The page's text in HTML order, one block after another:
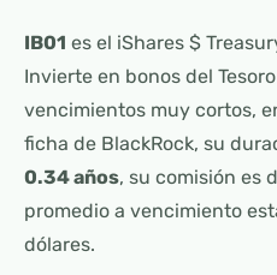
IB01 es el iShares $
Invierte en bonos del
vencimientos muy cortos,
ficha de BlackRock, su
0.34 años, su comisión es
promedio a vencimiento
dólares.